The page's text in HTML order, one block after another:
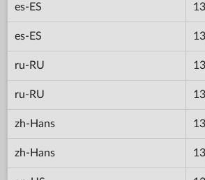
es-ES
es-ES
ru-RU
ru-RU
zh-Hans
zh-Hans